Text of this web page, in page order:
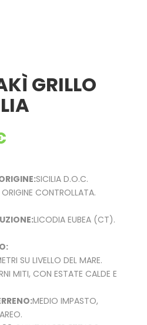
GRILLO
SICILIA D.O.C.
CONTROLLATA.
LICODIA EUBEA (CT).
SU LIVELLO DEL MARE.
MITI, CON ESTATE CALDE E
MEDIO IMPASTO,